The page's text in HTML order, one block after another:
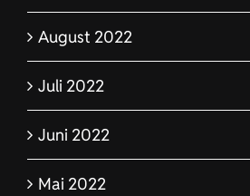
August 2022
Juli 2022
Juni 2022
Mai 2022